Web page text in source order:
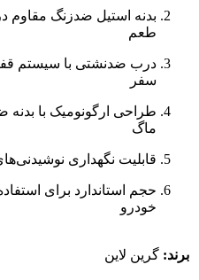
بدنه استیل ضدزنگ مقاوم
طعم
درب ضدنشتی با سیستم
سفر
طراحی ارگونومیک با
ماگ
قابلیت نگهداری
حجم استاندارد برای
خودرو
برند: گرین لاین